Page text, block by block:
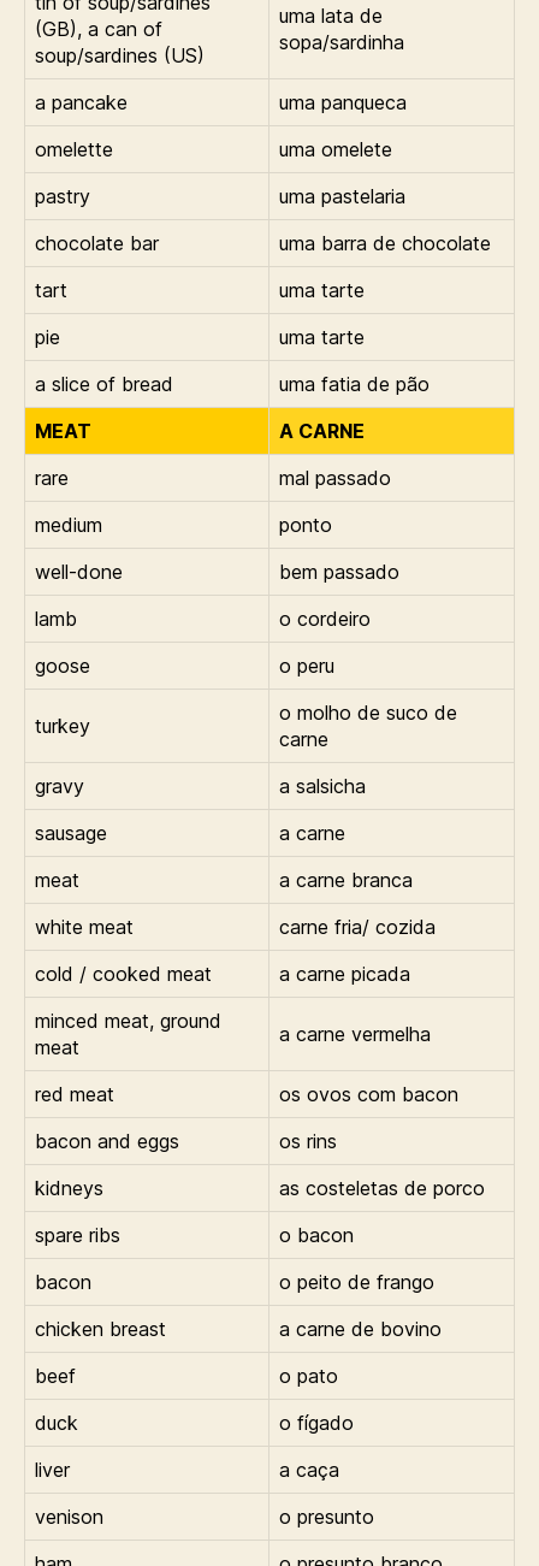
(GB), a can of
soup/sardines (US)
uma lata de
sopa/sardinha
a pancake
uma panqueca
omelette
uma omelete
pastry
uma pastelaria
chocolate bar
uma barra de chocolate
tart
uma tarte
pie
uma tarte
a slice of bread
uma fatia de pão
MEAT
A CARNE
rare
mal passado
medium
ponto
well-done
bem passado
lamb
o cordeiro
goose
o peru
turkey
o molho de suco de
carne
gravy
a salsicha
sausage
a carne
meat
a carne branca
white meat
carne fria/ cozida
cold / cooked meat
a carne picada
minced meat, ground
meat
a carne vermelha
red meat
os ovos com bacon
bacon and eggs
os rins
kidneys
as costeletas de porco
spare ribs
o bacon
bacon
o peito de frango
chicken breast
a carne de bovino
beef
o pato
duck
o fígado
liver
a caça
venison
o presunto